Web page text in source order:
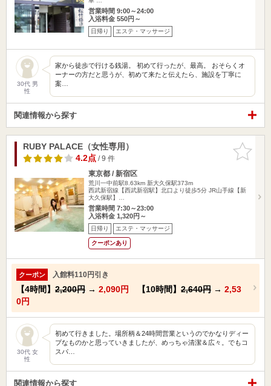
営業時間 9:00～24:00
入浴料金 550円～
日帰り エステ・マッサージ
30代 男
性
家から徒歩で行ける銭湯。 初めて行ったが、最高。 おそらくオ
ーナーの方だと思うが、初めて来たと伝えたら、施設を丁寧に
案…
関連情報から探す
お気に入
りに追加
RUBY PALACE（女性専用）
4.2点/ 9 件
東京都 / 新宿区
荒川一中前駅8.63km 新大久保駅373m
西武新宿線【西武新宿駅】北口より徒歩5分 JR山手線【新
大久保駅】…
営業時間 7:30～23:00
入浴料金 1,320円～
日帰り エステ・マッサージ
クーポンあり
クーポン 入館料110円引き
【4時間】 2,200円 → 2,090円 【10時間】 2,640円 → 2,53
0円
30代 女
性
初めて行きました。場所柄＆24時間営業というのでかなりディー
プなものかと思っていきましたが、めっちゃ清潔＆広々。でもコ
スパ…
関連情報から探す